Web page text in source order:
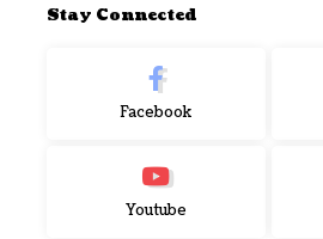
Stay Connected
Facebook
Youtube